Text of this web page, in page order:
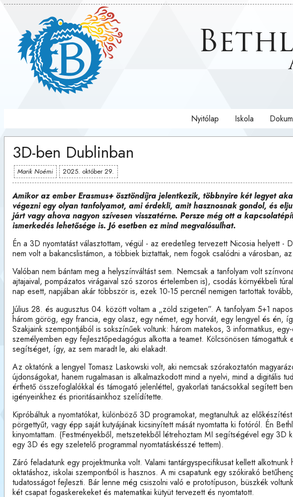
Nyitólap Iskola
3D-ben Dublinban
Marik Noémi 2025. október 29.
Amikor az ember Erasmus+ ösztöndíjra jelentkezik, többnyire két legyet
végezni egy olyan tanfolyamot, ami érdekli, amit hasznosnak gondol, és
járt vagy ahova nagyon szívesen visszatérne. Persze még ott a
ismerkedés lehetősége is. Jó esetben ez mind megvalósulhat.
Én a 3D nyomtatást választottam, végül - az eredetileg tervezett Nicosia helyett -
nem volt a bakancslistámon, a többiek biztattak, nem fogok csalódni a városban,
Valóban nem bántam meg a helyszínváltást sem. Nemcsak a tanfolyam volt
ajtajaival, pompázatos virágaival szó szoros értelemben is), csodás környékbeli
nap esett, napjában akár többször is, ezek 10-15 percnél nemigen tartottak
Július 28. és augusztus 04. között voltam a „zöld szigeten”. A tanfolyam 5+1
három görög, egy francia, egy olasz, egy német, egy horvát, egy lengyel és én,
Szakjaink szempontjából is sokszínűek voltunk: három matekos, 3 informatikus,
személyemben egy fejlesztőpedagógus alkotta a teamet. Kölcsönösen támogattuk
segítséget, így, az sem maradt le, aki elakadt.
Az oktatónk a lengyel Tomasz Laskowski volt, aki nemcsak szórakoztatón
újdonságokat, hanem rugalmasan is alkalmazkodott mind a nyelvi, mind a digitális
érthető összefoglalókkal és támogató jelenléttel, gyakorlati tanácsokkal segített
igényeinkhez és prioritásainkhoz szelídítette.
Kipróbáltuk a nyomtatókat, különböző 3D programokat, megtanultuk az
pörgettyűt, vagy épp saját kutyájának kicsinyített mását nyomtatta ki fotóról. Én
kinyomtattam. (Festményekből, metszetekből létrehoztam MI segítségével egy 3D
egy 3D és egy szeletelő programmal nyomtatáskésszé tettem).
Záró feladatunk egy projektmunka volt. Valami tantárgyspecifikusat kellett
oktatáshoz, iskolai szempontból is hasznos. A mi csapatunk egy szókirakó
tudatosságot fejleszti. Bár lenne még csiszolni való e prototípuson, büszkék
két csapat fogaskerekeket és matematikai kütyüt tervezett és nyomtatott.